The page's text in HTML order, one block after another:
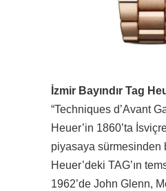
İzmir Bayındır Tag
“Techniques d’Avant
Heuer’in 1860’ta
piyasaya sürmesinden
Heuer’deki TAG’ın
1962’de John Glenn,